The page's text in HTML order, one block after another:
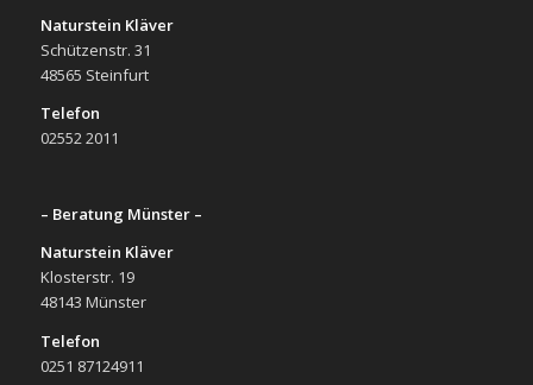
Naturstein Kläver
Schützenstr. 31
48565 Steinfurt
Telefon
02552 2011
– Beratung Münster –
Naturstein Kläver
Klosterstr. 19
48143 Münster
Telefon
0251 87124911